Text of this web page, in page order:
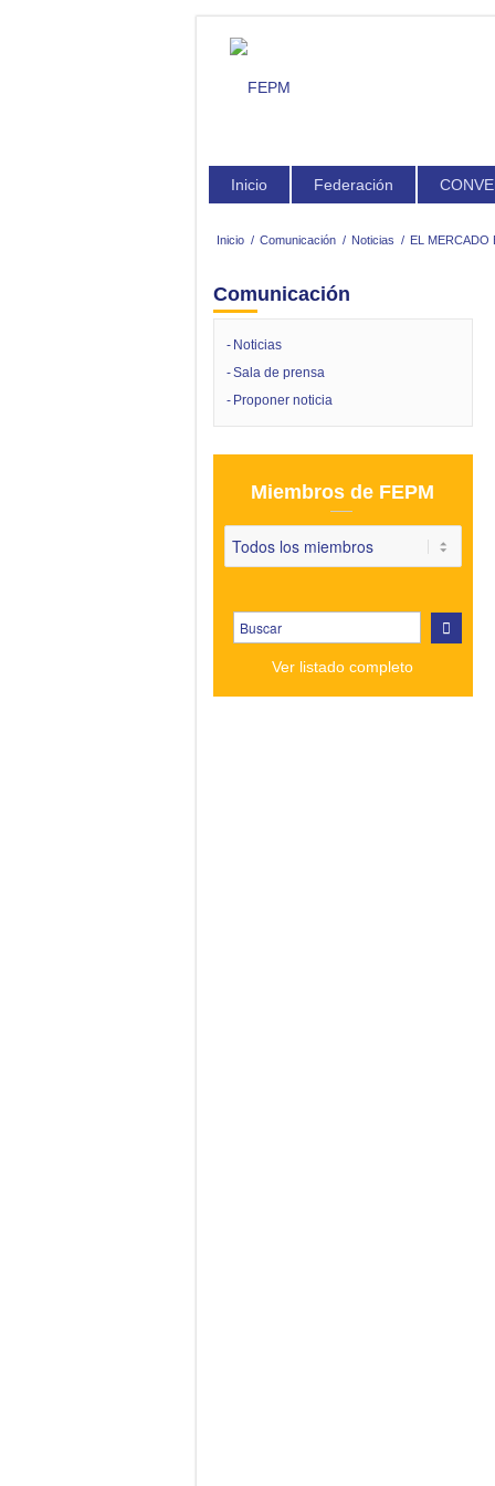
Inicio Federación
Inicio / Comunicación / Noticias / EL MERCADO
Comunicación
Noticias
Sala de prensa
Proponer noticia
Miembros de FEPM
Ver listado completo